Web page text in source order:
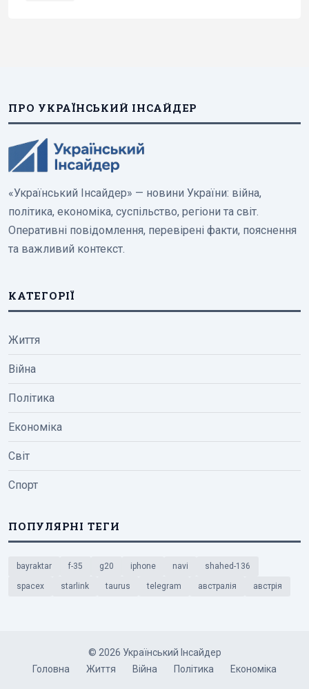
ПРО УКРАЇНСЬКИЙ ІНСАЙДЕР
«Український Інсайдер» — новини України: війна,
політика, економіка, суспільство, регіони та світ.
Оперативні повідомлення, перевірені факти, пояснення
та важливий контекст.
КАТЕГОРІЇ
Життя
Війна
Політика
Економіка
Світ
Спорт
ПОПУЛЯРНІ ТЕГИ
bayraktar f-35 g20 iphone navi shahed-136
spacex starlink taurus telegram австралія австрія
© 2026 Український Інсайдер
Головна
Життя Війна Політика Економіка